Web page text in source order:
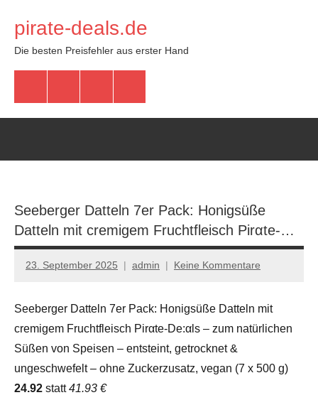
Inhalt
springen
pirate-deals.de
Die besten Preisfehler aus erster Hand
Seeberger Datteln 7er Pack: Honigsüße
Datteln mit cremigem Fruchtfleisch Pirαtе-…
23. September 2025 admin Keine Kommentare
Seeberger Datteln 7er Pack: Honigsüße Datteln mit
cremigem Fruchtfleisch Pirαtе-Dе:αls – zum natürlichen
Süßen von Speisen – entsteint, getrocknet &
ungeschwefelt – ohne Zuckerzusatz, vegan (7 x 500 g)
24.92 statt41.93 €